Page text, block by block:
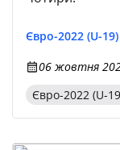
Євро-2022 (U-19)
06 жовтня
Євро-2022 (U-